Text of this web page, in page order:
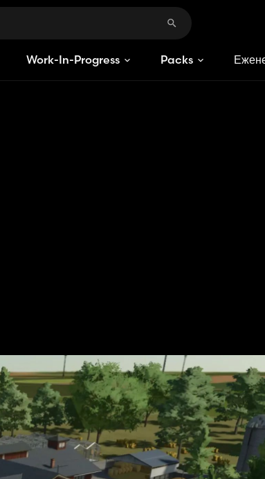
Work-In-Progress Packs